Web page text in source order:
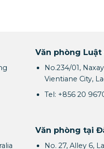
Văn phòng
No.234/01,
Vientiane City,
Tel: +856 20
Văn phòng tại
No. 27, Alley 6,